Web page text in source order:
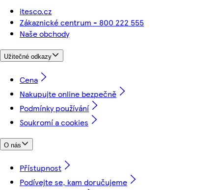
itesco.cz
Zákaznické centrum - 800 222 555
Naše obchody
Užitečné odkazy
Cena
Nakupujte online bezpečně
Podmínky používání
Soukromí a cookies
O nás
Přístupnost
Podívejte se, kam doručujeme